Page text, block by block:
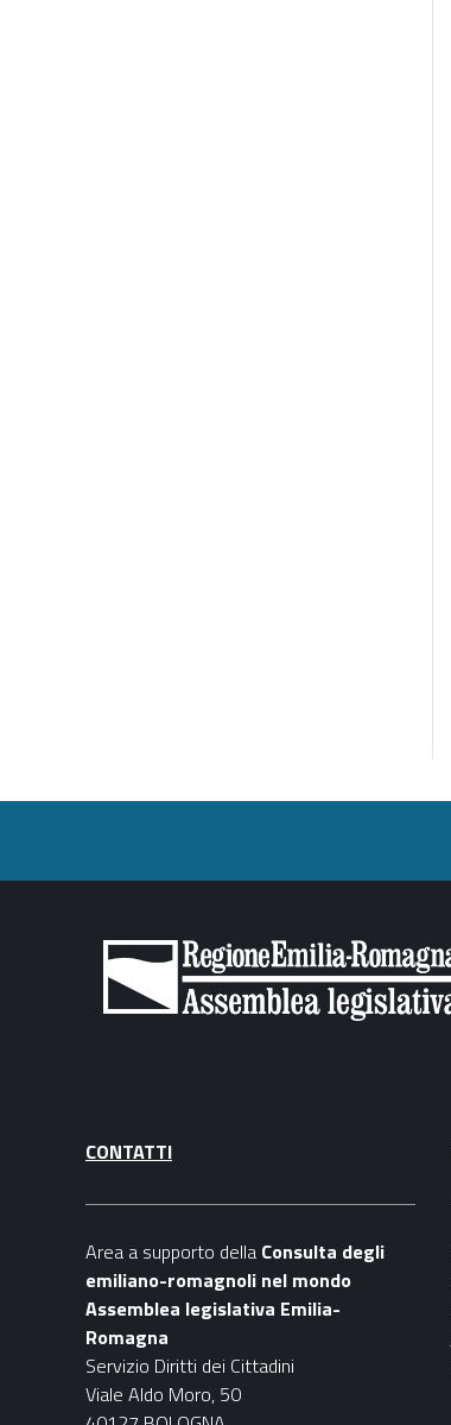
CONTATTI
Area a supporto della Consulta degli
emiliano-romagnoli nel mondo
Assemblea legislativa Emilia-
Romagna
Servizio Diritti dei Cittadini
Viale Aldo Moro, 50